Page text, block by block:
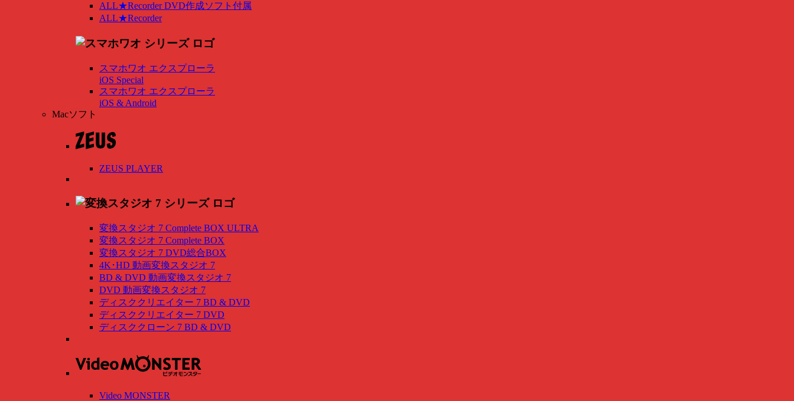
ALL★Recorder DVD作成ソフト付属
ALL★Recorder
スマホワオ エクスプローラ
iOS Special
スマホワオ エクスプローラ
iOS & Android
Macソフト
ZEUS PLAYER
変換スタジオ 7 Complete BOX ULTRA
変換スタジオ 7 Complete BOX
変換スタジオ 7 DVD総合BOX
4K･HD 動画変換スタジオ 7
BD & DVD 動画変換スタジオ 7
DVD 動画変換スタジオ 7
ディスククリエイター 7 BD & DVD
ディスククリエイター 7 DVD
ディスククローン 7 BD & DVD
Video MONSTER